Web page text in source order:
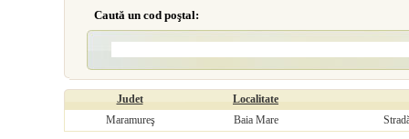
Caută un cod poştal:
Judet
Localitate
Maramureş
Baia Mare